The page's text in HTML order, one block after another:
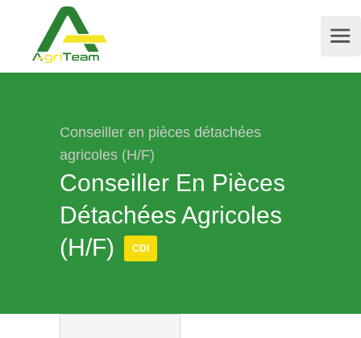
Conseiller en pièces détachées
agricoles (H/F)
Conseiller En Pièces
Détachées Agricoles
(H/F)
CDI